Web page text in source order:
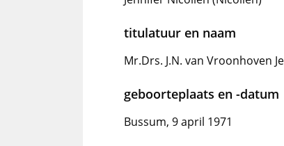
titulatuur en naam
Mr.Drs. J.N. van Vroonhoven
geboorteplaats en -datum
Bussum, 9 april 1971